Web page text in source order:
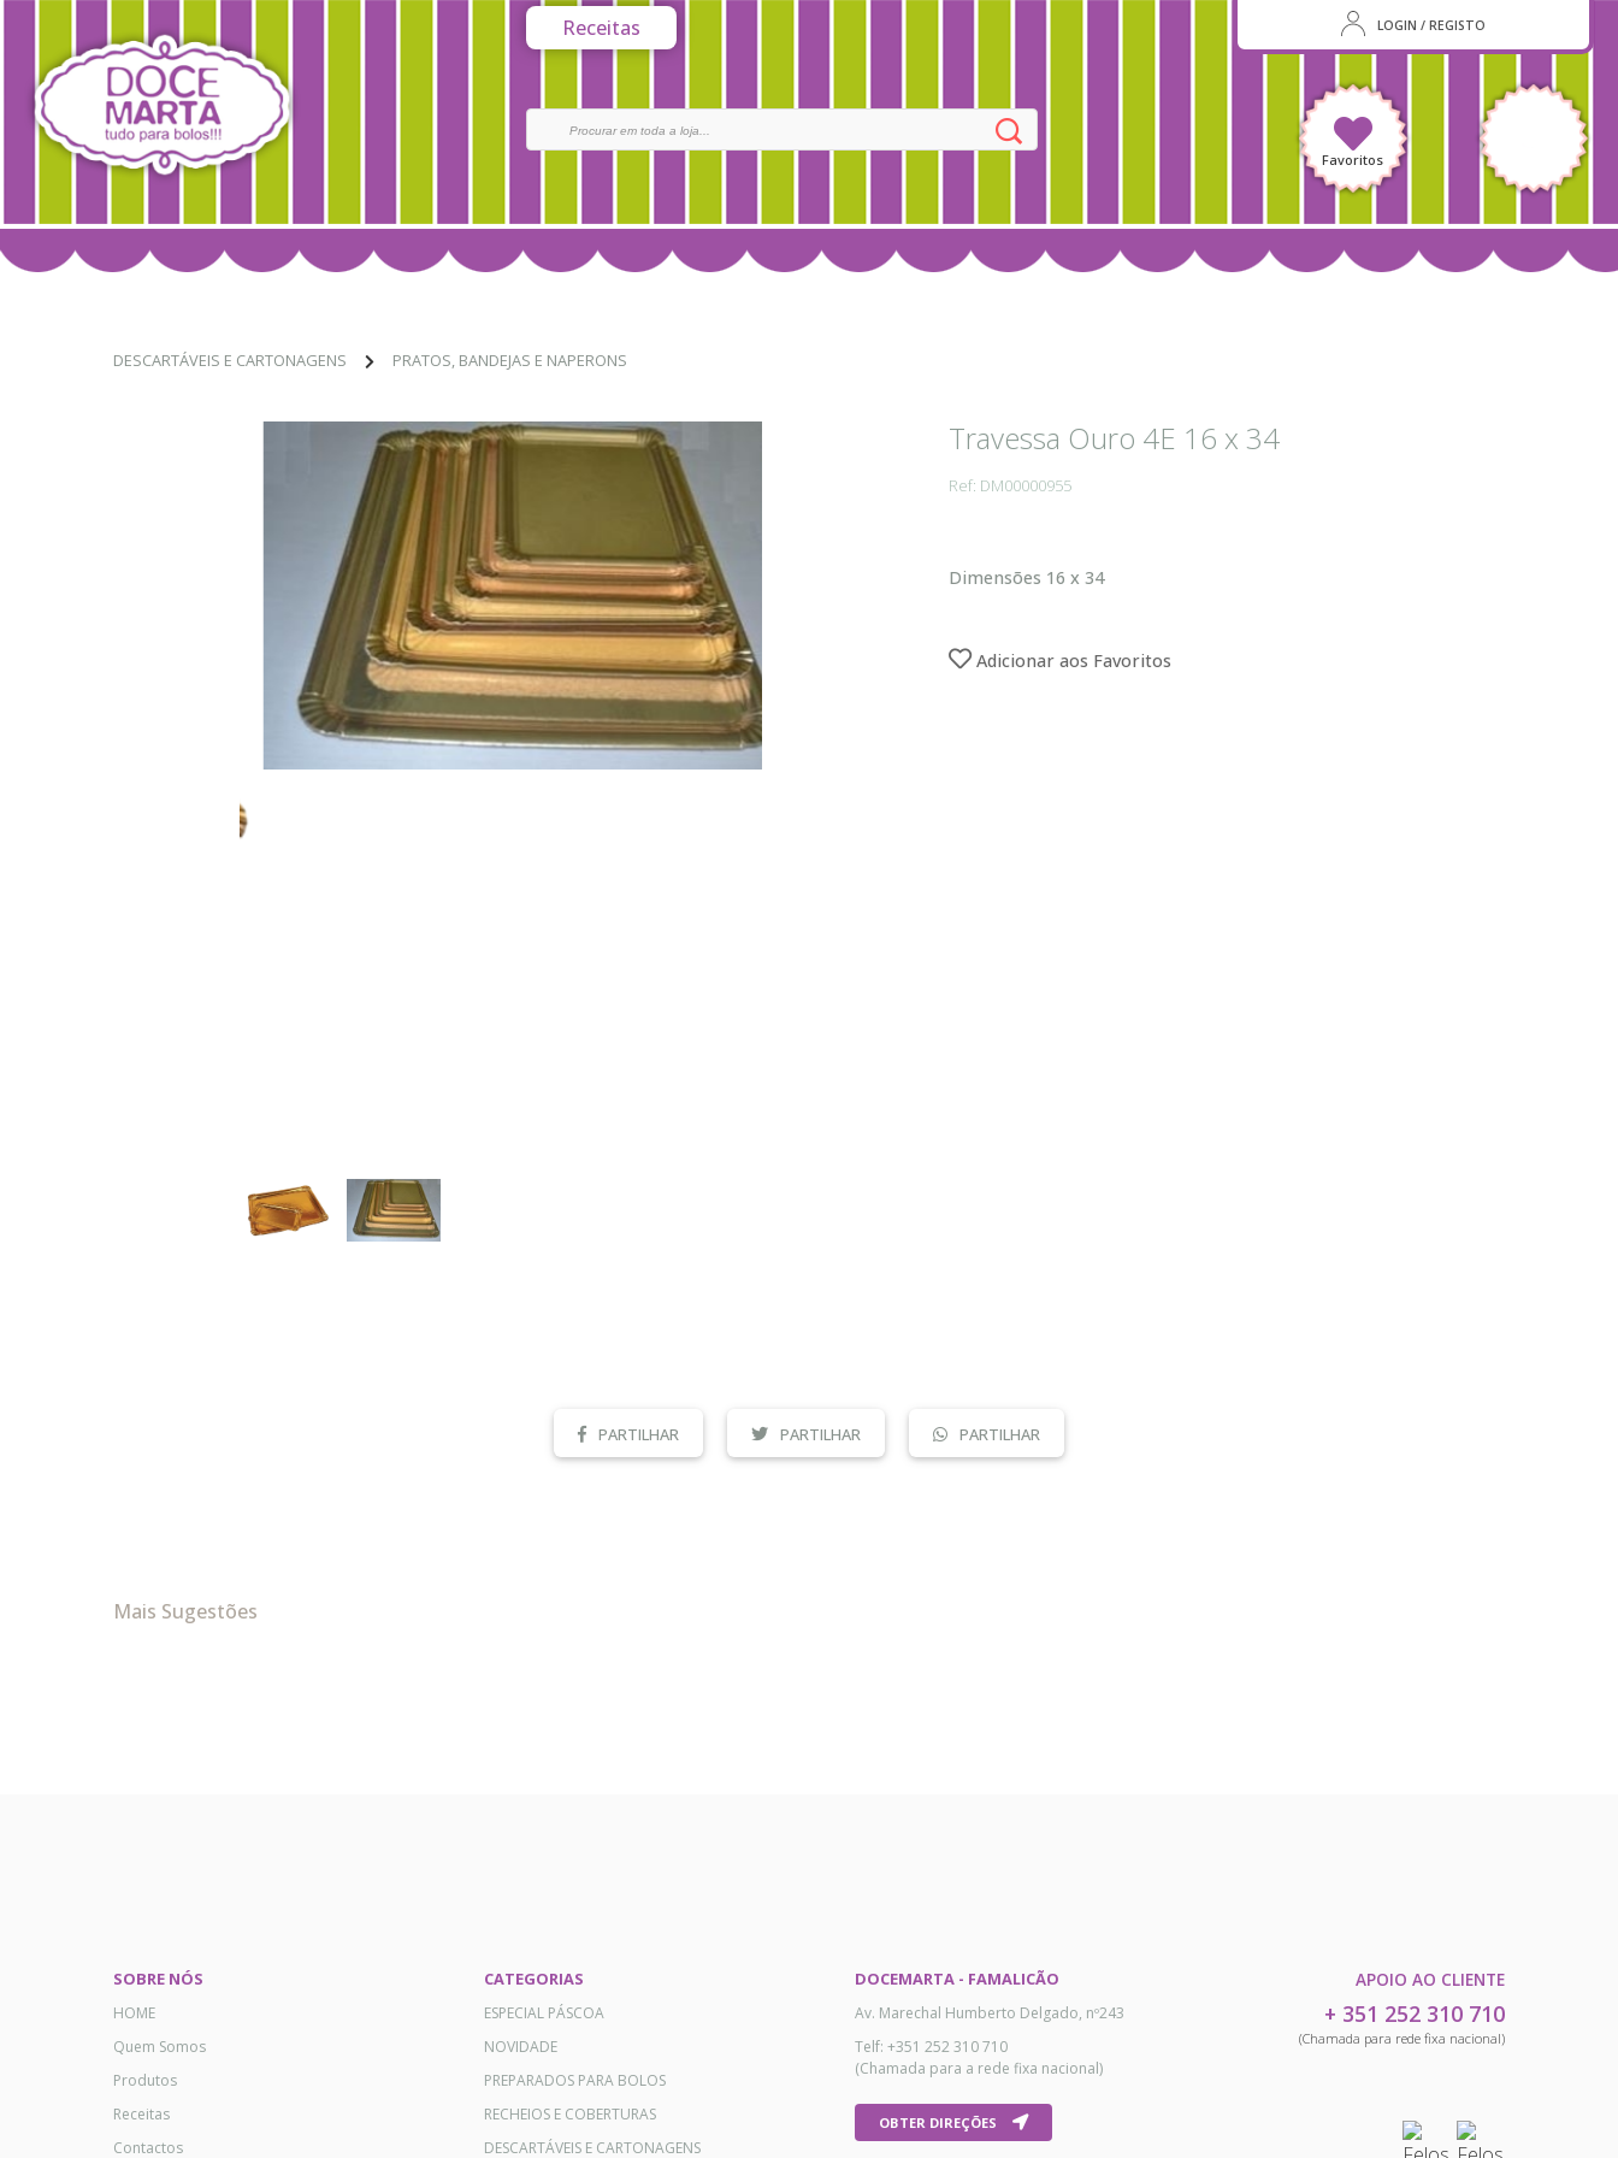
Receitas LOGIN / REGISTO
Favoritos
DESCARTÁVEIS E CARTONAGENS PRATOS, BANDEJAS E NAPERONS
Travessa Ouro 4E 16 x 34
Ref: DM00000955
Dimensões 16 x 34
Adicionar aos Favoritos
PARTILHAR PARTILHAR PARTILHAR
Mais Sugestões
SOBRE NÓS
HOME
Quem Somos
Produtos
Receitas
Contactos
CATEGORIAS
ESPECIAL PÁSCOA
NOVIDADE
PREPARADOS PARA BOLOS
RECHEIOS E COBERTURAS
DESCARTÁVEIS E CARTONAGENS
DOCEMARTA - FAMALICÃO
Av. Marechal Humberto Delgado, nº243
Telf: +351 252 310 710
(Chamada para a rede fixa nacional)
OBTER DIREÇÕES
APOIO AO CLIENTE
+ 351 252 310 710
(Chamada para rede fixa nacional)